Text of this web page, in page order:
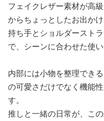
フェイクレザー素材が高
からちょっとしたお出か
持ち手とショルダースト
で、シーンに合わせた使い
内部には小物を整理でき
の可愛さだけでなく機能
す。
推しと一緒の日常が、こ